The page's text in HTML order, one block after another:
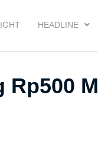
HEADLINE
Rp500